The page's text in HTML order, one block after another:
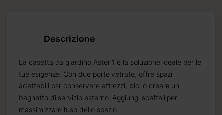
Descrizione
La casetta da giardino Aster 1 è la soluzione ideale per le
tue esigenze. Con due porte vetrate, offre spazi
adattabili per conservare attrezzi, bici o creare un
bagnetto di servizio esterno. Aggiungi scaffali per
massimizzare l’uso dello spazio.